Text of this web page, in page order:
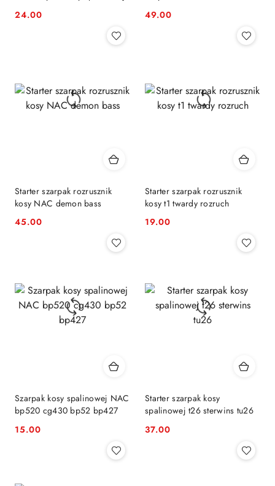
Cena:
24.00 Cena:
49.00
Starter szarpak rozrusznik
kosy NAC demon bass
Cena:
45.00
Starter szarpak rozrusznik
kosy t1 twardy rozruch
Cena:
19.00
Szarpak kosy spalinowej NAC
bp520 cg430 bp52 bp427
Cena:
15.00
Starter szarpak kosy
spalinowej t26 sterwins tu26
Cena:
37.00